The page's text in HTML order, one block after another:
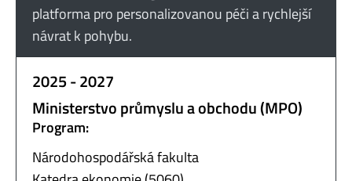
platforma pro personalizovanou péči a rychlejší
návrat k pohybu.
2025 - 2027
Ministerstvo průmyslu a obchodu (MPO)
Program:
Národohospodářská fakulta